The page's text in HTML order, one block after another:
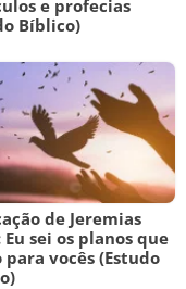
e profecias
Bíblico)
de Jeremias
Eu sei os planos que
vocês (Estudo